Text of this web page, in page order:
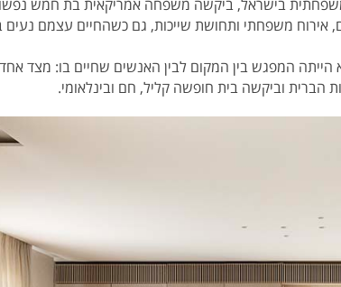
בישראל, ביקשה משפחה אמריקאית בת חמש
משפחתי ותחושת שייכות, גם כשהחיים עצמם נעים
הייתה המפגש בין המקום לבין האנשים שחיים בו: מצד אחד
וביקשה בית חופשה קליל, חם ובינלאומי.